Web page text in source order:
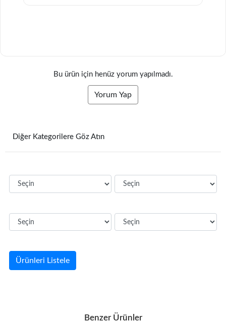
Bu ürün için henüz yorum yapılmadı.
Yorum Yap
Diğer Kategorilere Göz Atın
Ürünleri Listele
Benzer Ürünler